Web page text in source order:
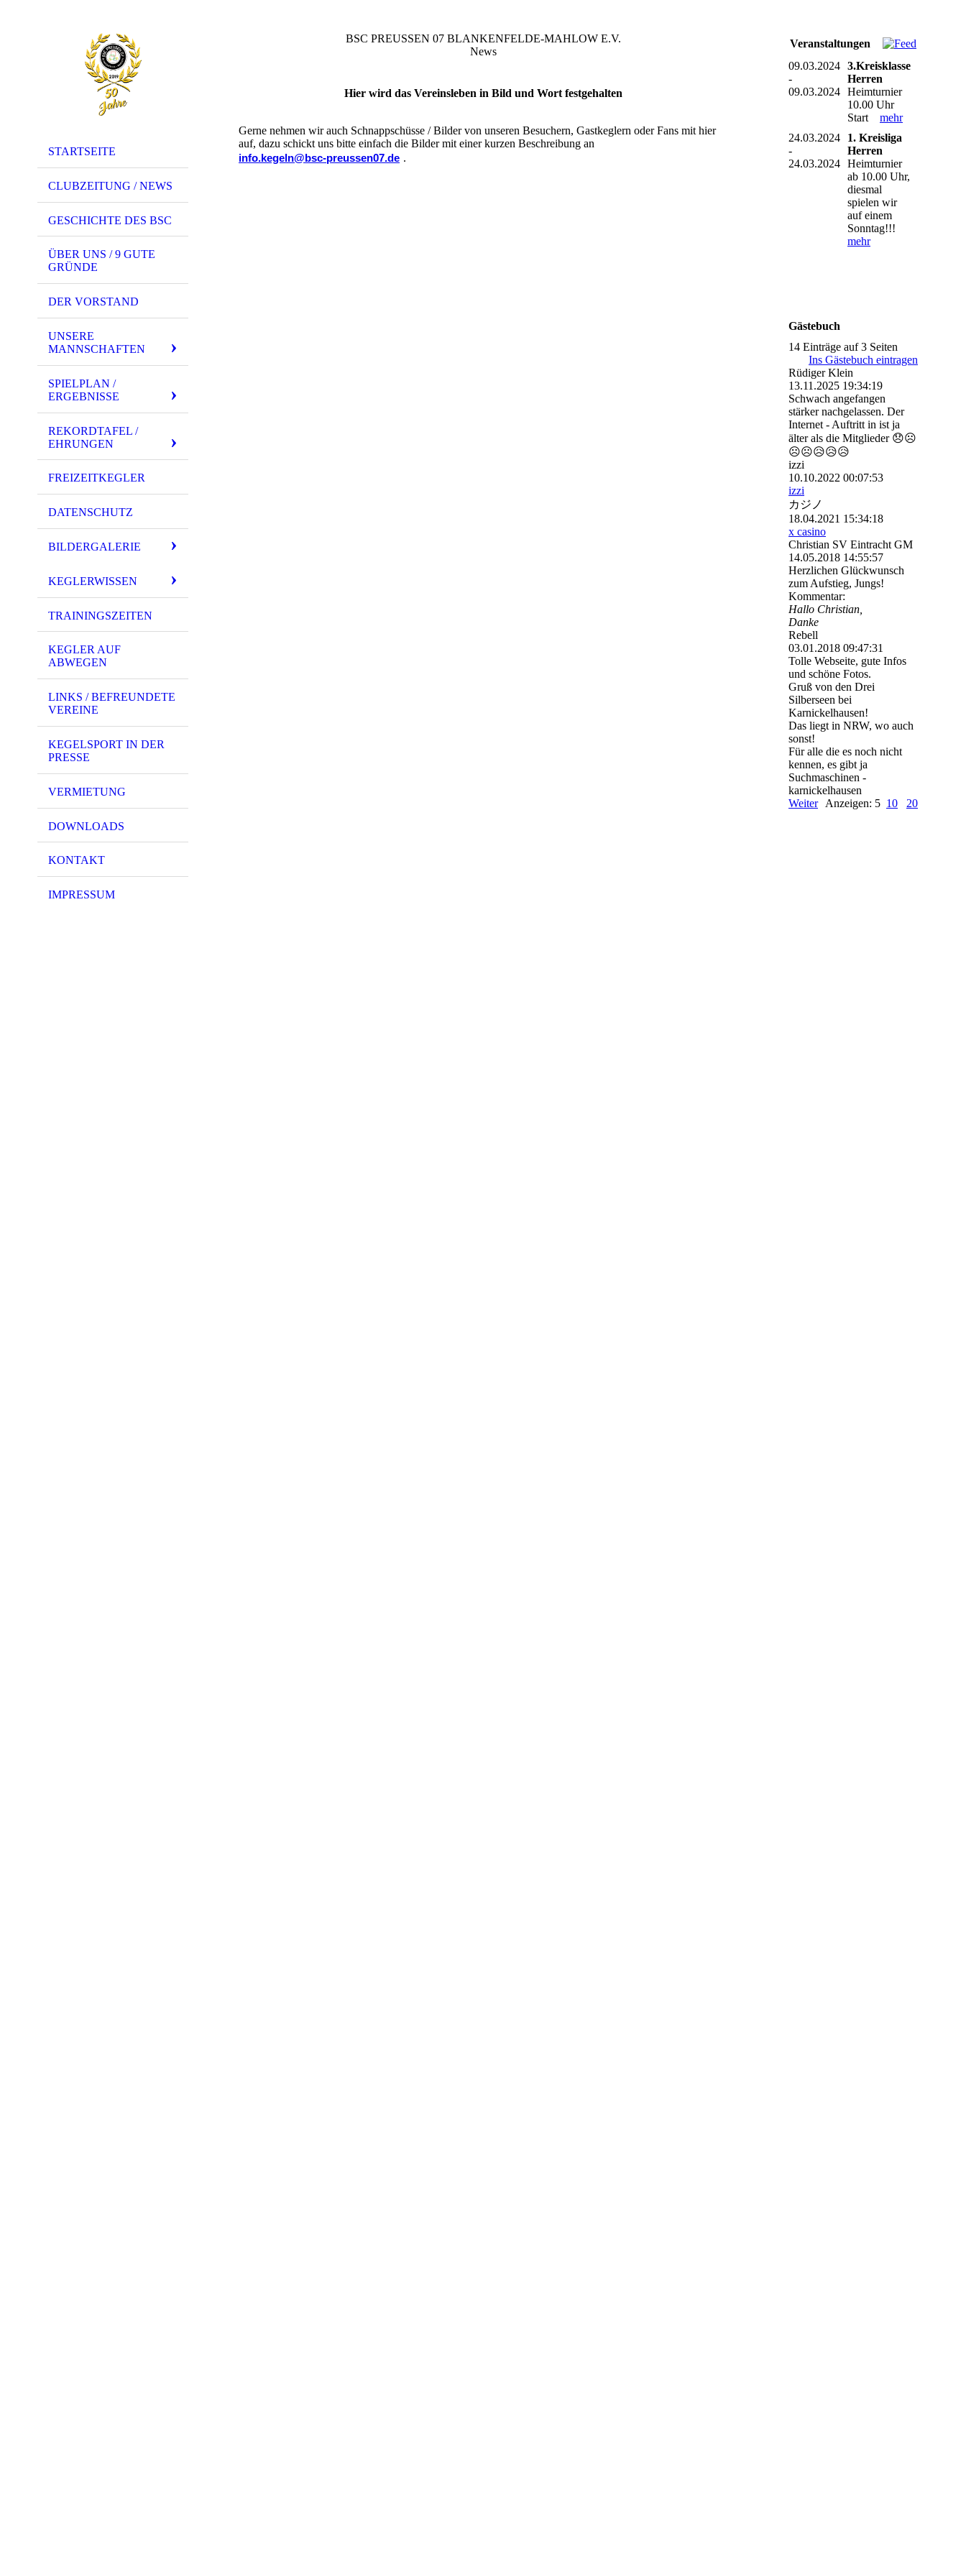
STARTSEITE
CLUBZEITUNG / NEWS
GESCHICHTE DES BSC
ÜBER UNS / 9 GUTE
GRÜNDE
DER VORSTAND
UNSERE
MANNSCHAFTEN
SPIELPLAN /
ERGEBNISSE
REKORDTAFEL /
EHRUNGEN
FREIZEITKEGLER
DATENSCHUTZ
BILDERGALERIE
KEGLERWISSEN
TRAININGSZEITEN
KEGLER AUF
ABWEGEN
LINKS / BEFREUNDETE
VEREINE
KEGELSPORT IN DER
PRESSE
VERMIETUNG
DOWNLOADS
KONTAKT
IMPRESSUM
BSC PREUSSEN 07 BLANKENFELDE-MAHLOW E.V.
News
Hier wird das Vereinsleben in Bild und Wort festgehalten
Gerne nehmen wir auch Schnappschüsse / Bilder von unseren Besuchern, Gastkeglern oder Fans mit hier
auf, dazu schickt uns bitte einfach die Bilder mit einer kurzen Beschreibung an
info.kegeln@bsc-preussen07.de .
Veranstaltungen
09.03.2024
-
09.03.2024
3.Kreisklasse
Herren
Heimturnier
10.00 Uhr
Start mehr
24.03.2024
-
24.03.2024
1. Kreisliga
Herren
Heimturnier
ab 10.00 Uhr,
diesmal
spielen wir
auf einem
Sonntag!!!
mehr
Gästebuch
14 Einträge auf 3 Seiten
Ins Gästebuch eintragen
Rüdiger Klein
13.11.2025 19:34:19
Schwach angefangen
stärker nachgelassen. Der
Internet - Auftritt in ist ja
älter als die Mitglieder 😞☹️
☹️☹️😥😥😥
izzi
10.10.2022 00:07:53
izzi
カジノ
18.04.2021 15:34:18
x casino
Christian SV Eintracht GM
14.05.2018 14:55:57
Herzlichen Glückwunsch
zum Aufstieg, Jungs!
Kommentar:
Hallo Christian,
Danke
Rebell
03.01.2018 09:47:31
Tolle Webseite, gute Infos
und schöne Fotos.
Gruß von den Drei
Silberseen bei
Karnickelhausen!
Das liegt in NRW, wo auch
sonst!
Für alle die es noch nicht
kennen, es gibt ja
Suchmaschinen -
karnickelhausen
Weiter
Anzeigen: 5 10 20